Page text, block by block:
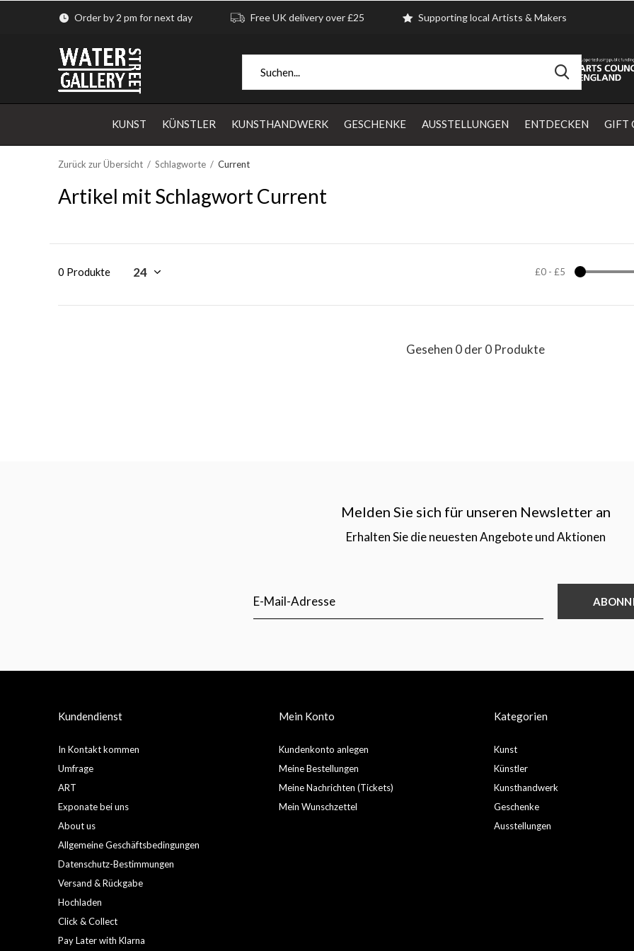
KUNST KÜNSTLER KUNSTHANDWERK GESCHENKE AUSSTELLUNGEN ENTDECKEN GIFT
Order by 2 pm for next day Free UK delivery over £25 Supporting local Artists & Makers
Zurück zur Übersicht Schlagworte Current
Artikel mit Schlagwort Current
0 Produkte £0- £5
Gesehen 0 der 0 Produkte
Melden Sie sich für unseren Newsletter an
Erhalten Sie die neuesten Angebote und Aktionen
Kundendienst
In Kontakt kommen
Umfrage
ART
Exponate bei uns
About us
Allgemeine Geschäftsbedingungen
Datenschutz-Bestimmungen
Versand & Rückgabe
Hochladen
Click & Collect
Pay Later with Klarna
Mein Konto
Kundenkonto anlegen
Meine Bestellungen
Meine Nachrichten (Tickets)
Mein Wunschzettel
Kategorien
Kunst
Künstler
Kunsthandwerk
Geschenke
Ausstellungen